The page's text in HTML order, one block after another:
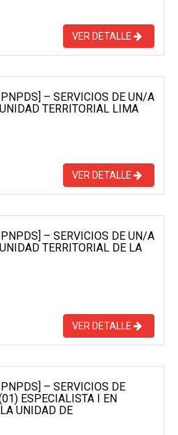
VER DETALLE
– SERVICIOS DE UN/A
TERRITORIAL LIMA
VER DETALLE
– SERVICIOS DE UN/A
TERRITORIAL DE LA
VER DETALLE
– SERVICIOS DE
ESPECIALISTA I EN
UNIDAD DE